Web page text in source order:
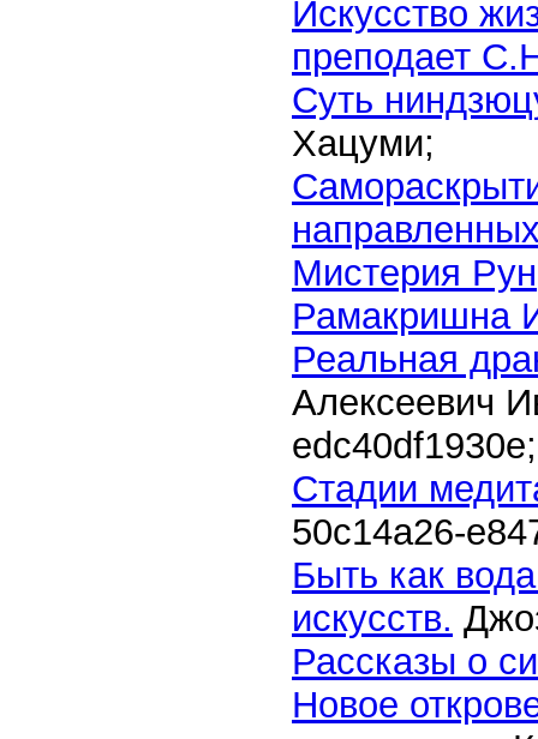
Искусство
преподает
Суть
Хацуми;
Мистерия Рун
Рамакришна
Реальная
Алексеевич
edc40df1930e;
Стадии
50c14a26-
Быть как
искусств.
Рассказы о
Новое